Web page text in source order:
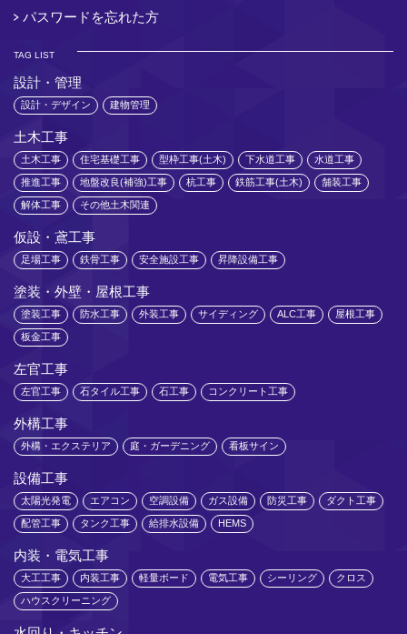
パスワードを忘れた方
TAG LIST
設計・管理
設計・デザイン 建物管理
土木工事
土木工事 住宅基礎工事 型枠工事(土木) 下水道工事 水道工事
推進工事 地盤改良(補強)工事 杭工事 鉄筋工事(土木) 舗装工事
解体工事 その他土木関連
仮設・鳶工事
足場工事 鉄骨工事 安全施設工事 昇降設備工事
塗装・外壁・屋根工事
塗装工事 防水工事 外装工事 サイディング ALC工事 屋根工事
板金工事
左官工事
左官工事 石タイル工事 石工事 コンクリート工事
外構工事
外構・エクステリア 庭・ガーデニング 看板サイン
設備工事
太陽光発電 エアコン 空調設備 ガス設備 防災工事 ダクト工事
配管工事 タンク工事 給排水設備 HEMS
内装・電気工事
大工工事 内装工事 軽量ボード 電気工事 シーリング クロス
ハウスクリーニング